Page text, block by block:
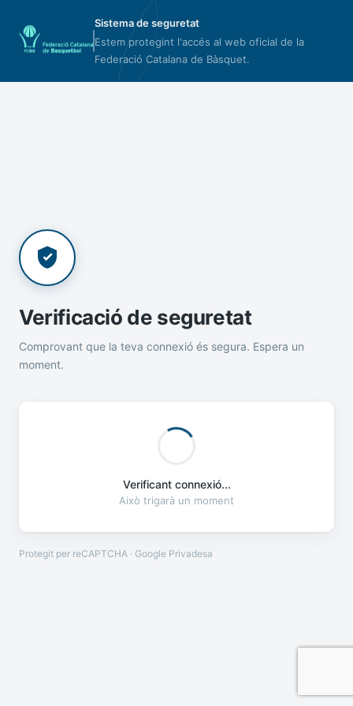
Sistema de seguretat
Estem protegint l'accés al web oficial de la
Federació Catalana de Bàsquet.
Verificació de seguretat
Comprovant que la teva connexió és segura. Espera un
moment.
Verificant connexió...
Això trigarà un moment
Protegit per reCAPTCHA · Google Privadesa